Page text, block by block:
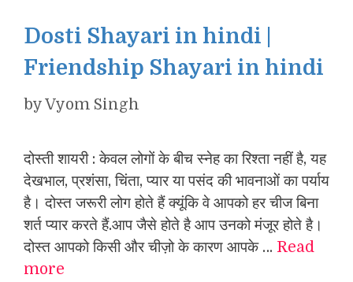
Dosti Shayari in hindi |
Friendship Shayari in hindi
byVyom Singh
दोस्ती शायरी : केवल लोगों के बीच स्नेह का रिश्ता नहीं है, यह
देखभाल, प्रशंसा, चिंता, प्यार या पसंद की भावनाओं का पर्याय
है। दोस्त जरूरी लोग होते हैं क्यूंकि वे आपको हर चीज बिना
शर्त प्यार करते हैं.आप जैसे होते है आप उनको मंजूर होते है।
दोस्त आपको किसी और चीज़ो के कारण आपके … Read
more